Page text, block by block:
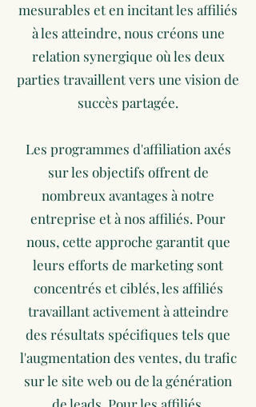
mesurables et en incitant les affiliés
à les atteindre, nous créons une
relation synergique où les deux
parties travaillent vers une vision de
succès partagée.
Les programmes d'affiliation axés
sur les objectifs offrent de
nombreux avantages à notre
entreprise et à nos affiliés. Pour
nous, cette approche garantit que
leurs efforts de marketing sont
concentrés et ciblés, les affiliés
travaillant activement à atteindre
des résultats spécifiques tels que
l'augmentation des ventes, du trafic
sur le site web ou de la génération